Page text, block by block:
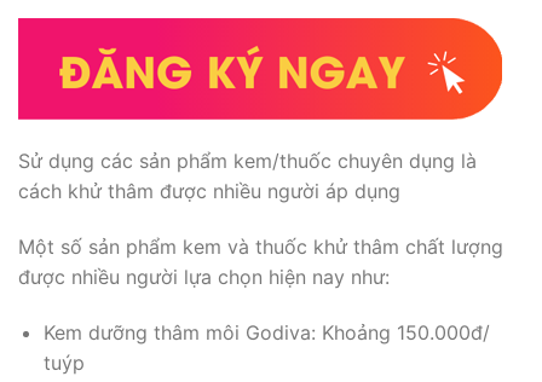
Sử dụng các sản phẩm kem/thuốc chuyên dụng là
cách khử thâm được nhiều người áp dụng
Một số sản phẩm kem và thuốc khử thâm chất lượng
được nhiều người lựa chọn hiện nay như:
Kem dưỡng thâm môi Godiva: Khoảng 150.000đ/
tuýp